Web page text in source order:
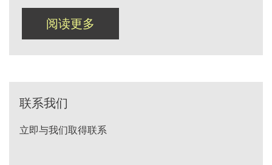
阅读更多
联系我们
立即与我们取得联系